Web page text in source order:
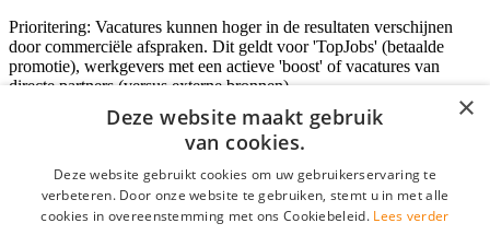
Prioritering: Vacatures kunnen hoger in de resultaten verschijnen
door commerciële afspraken. Dit geldt voor 'TopJobs' (betaalde
promotie), werkgevers met een actieve 'boost' of vacatures van
directe partners (versus externe bronnen).
Inloggen als bedrijf
*
×
Deze website maakt gebruik
van cookies.
Deze website gebruikt cookies om uw gebruikerservaring te
verbeteren. Door onze website te gebruiken, stemt u in met alle
cookies in overeenstemming met ons Cookiebeleid. Lees verder